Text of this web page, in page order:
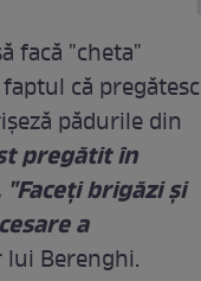
facă "cheta"
că pregătesc
pădurile din
pregătit în
brigăzi şi
a
Berenghi.